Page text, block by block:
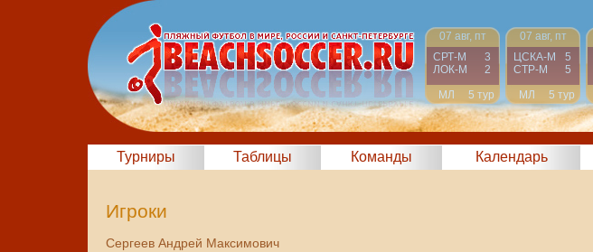
07 авг, пт
СРТ-М
3
ЛОК-М
2
МЛ
5 тур
07 авг, пт
ЦСКА-М
5
СТР-М
5
МЛ
5 тур
Турниры Таблицы Команды Календарь
Игроки
Сергеев Андрей Максимович